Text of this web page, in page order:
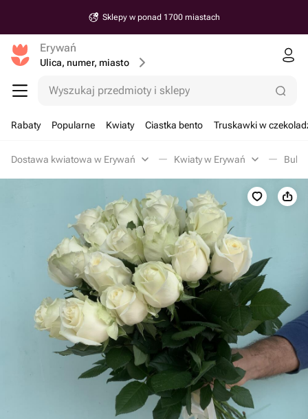
Sklepy w ponad 1700 miastach
Erywań
Ulica, numer, miasto
Wyszukaj przedmioty i sklepy
Rabaty Popularne Kwiaty Ciastka bento Truskawki w
Dostawa kwiatowa w Erywań Kwiaty w Erywań